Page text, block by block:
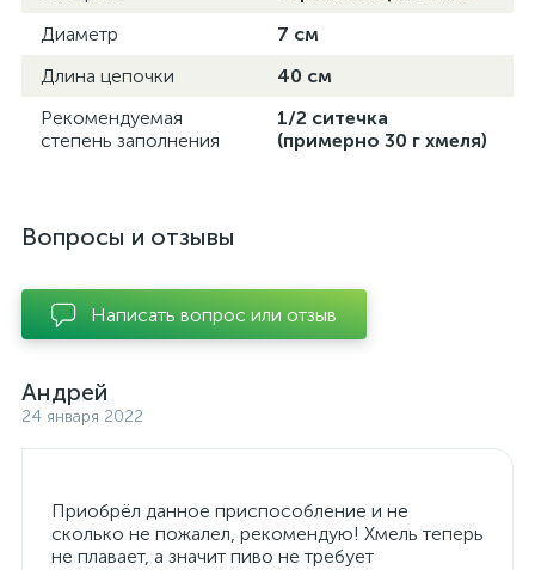
Диаметр
7 см
Длина цепочки
40 см
Рекомендуемая
степень заполнения
1/2 ситечка
(примерно 30 г хмеля)
Вопросы и отзывы
Написать вопрос или отзыв
Андрей
24 января 2022
Приобрёл данное приспособление и не
сколько не пожалел, рекомендую! Хмель теперь
не плавает, а значит пиво не требует